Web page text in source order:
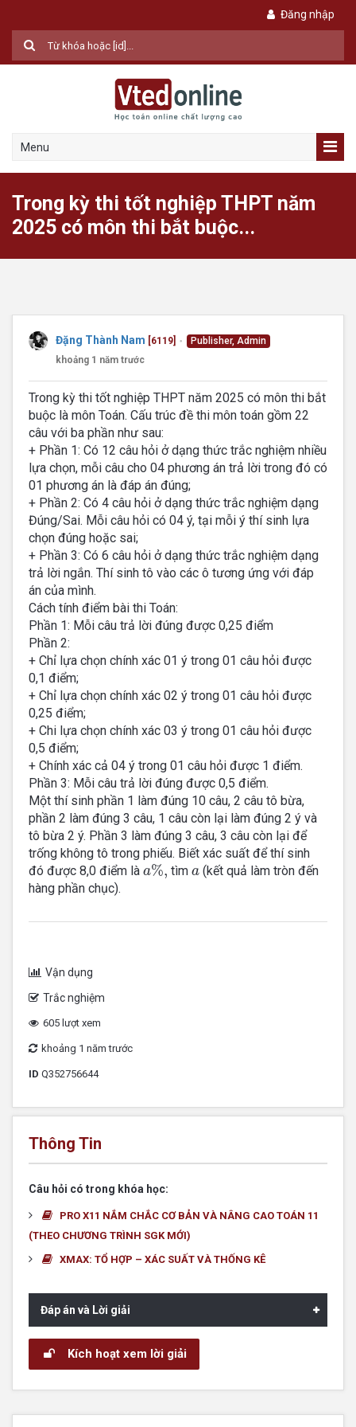
Đăng nhập
Menu
Trong kỳ thi tốt nghiệp THPT năm
2025 có môn thi bắt buộc...
Đặng Thành Nam [6119] ●
Publisher, Admin
khoảng 1 năm trước
Trong kỳ thi tốt nghiệp THPT năm 2025 có môn thi bắt
buộc là môn Toán. Cấu trúc đề thi môn toán gồm 22
câu với ba phần như sau:
+ Phần 1: Có 12 câu hỏi ở dạng thức trắc nghiệm nhiều
lựa chọn, mỗi câu cho 04 phương án trả lời trong đó có
01 phương án là đáp án đúng;
+ Phần 2: Có 4 câu hỏi ở dạng thức trắc nghiệm dạng
Đúng/Sai. Mỗi câu hỏi có 04 ý, tại mỗi ý thí sinh lựa
chọn đúng hoặc sai;
+ Phần 3: Có 6 câu hỏi ở dạng thức trắc nghiệm dạng
trả lời ngắn. Thí sinh tô vào các ô tương ứng với đáp
án của mình.
Cách tính điểm bài thi Toán:
Phần 1: Mỗi câu trả lời đúng được 0,25 điểm
Phần 2:
+ Chỉ lựa chọn chính xác 01 ý trong 01 câu hỏi được
0,1 điểm;
+ Chỉ lựa chọn chính xác 02 ý trong 01 câu hỏi được
0,25 điểm;
+ Chi lựa chọn chính xác 03 ý trong 01 câu hỏi được
0,5 điểm;
+ Chính xác cả 04 ý trong 01 câu hỏi được 1 điểm.
Phần 3: Mỗi câu trả lời đúng được 0,5 điểm.
Một thí sinh phần 1 làm đúng 10 câu, 2 câu tô bừa,
phần 2 làm đúng 3 câu, 1 câu còn lại làm đúng 2 ý và
tô bừa 2 ý. Phần 3 làm đúng 3 câu, 3 câu còn lại để
trống không tô trong phiếu. Biết xác suất để thí sinh
đó được 8,0 điểm là a%,
a%, tìm a
a (kết quả làm tròn đến
hàng phần chục).
Vận dụng
Trắc nghiệm
605 lượt xem
khoảng 1 năm trước
ID Q352756644
Thông Tin
Câu hỏi có trong khóa học:
PRO X11 NẮM CHẮC CƠ BẢN VÀ NÂNG CAO TOÁN 11
(THEO CHƯƠNG TRÌNH SGK MỚI)
XMAX: TỔ HỢP – XÁC SUẤT VÀ THỐNG KÊ
Đáp án và Lời giải
Kích hoạt xem lời giải